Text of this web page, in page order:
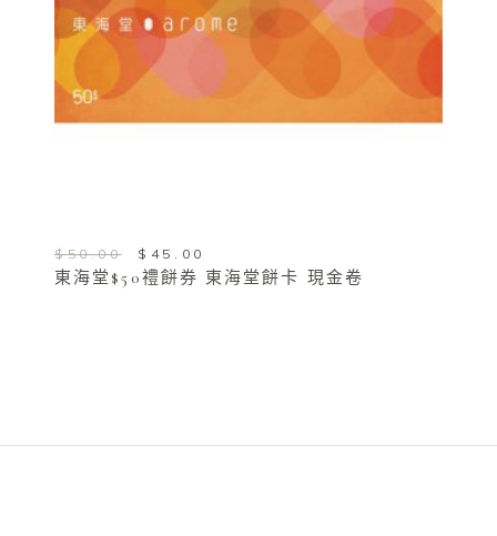
東海堂$50禮餅券 東海堂餅卡 現金卷
$50.00
Original
price
$ 45.00
price